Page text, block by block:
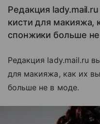
Редакция
кисти для макияжа,
спонжики больше
Редакция lady.mail.ru
для макияжа, как их
больше не в моде.